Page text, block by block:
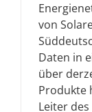
von
Daten in
über
Produkte
Leiter